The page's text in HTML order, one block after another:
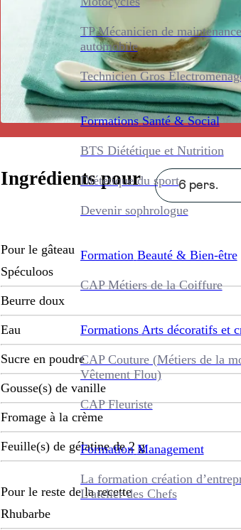
TP Mécanicien de maintenance
automobile
Technicien Gros
Formations Santé & Social
BTS Diététique et Nutrition
Diététique du sport
Devenir sophrologue
Formation Beauté & Bien-être
CAP Métiers de la Coiffure
Formations Arts décoratifs et
CAP Couture (Métiers de la
Vêtement Flou)
CAP Fleuriste
Formation Management
La formation création
L’atelier des Chefs
Ingrédients pour 6 pers.
Pour le gâteau
Spéculoos
Beurre doux
Eau
Sucre en poudre
Gousse(s) de vanille
Fromage à la crème
Feuille(s) de gélatine de 2 g
Pour le reste de la recette
Rhubarbe